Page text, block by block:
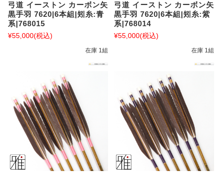
弓道 イーストン カーボン矢
黒手羽 7620|6本組|矧糸:青
系|768015
¥55,000(税込)
在庫 1組
弓道 イーストン カーボン矢
黒手羽 7620|6本組|矧糸:紫
系|768014
¥55,000(税込)
在庫 1組